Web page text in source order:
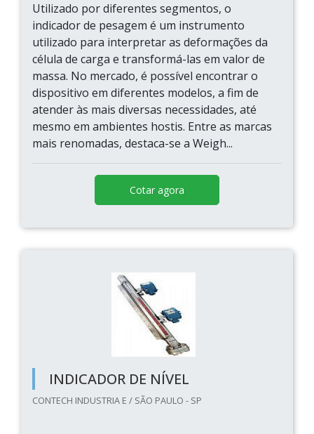
Utilizado por diferentes segmentos, o
indicador de pesagem é um instrumento
utilizado para interpretar as deformações da
célula de carga e transformá-las em valor de
massa. No mercado, é possível encontrar o
dispositivo em diferentes modelos, a fim de
atender às mais diversas necessidades, até
mesmo em ambientes hostis. Entre as marcas
mais renomadas, destaca-se a Weigh...
Cotar agora
INDICADOR DE NÍVEL
CONTECH INDUSTRIA E / SÃO PAULO - SP